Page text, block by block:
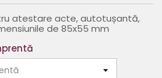
atestare acte, autotușantă,
de 85x55 mm